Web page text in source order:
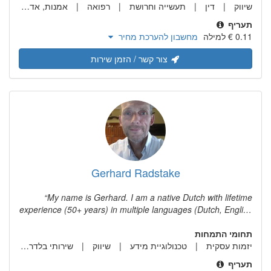
שיווק
דין תעשייה וחרושת רפואה
אמנות, אדריכלות ועצוב
תעריף
מחשבון להערכת מחיר
צור קשר / הזמן שירות
Gerhard Radstake
My name is Gerhard. I am a native Dutch with lifetime
experience (50+ years) in multiple languages (Dutch, English
Currently living in Spain, improving my Spanish language
skills. Translate from Dutch, English, German and Spanish to
Dutch, English and German. For English both US and UK
תחומי התמחות
יזמות עסקית
טכנולוגיית מידע שיווק שירותי בלדרות
תעריף